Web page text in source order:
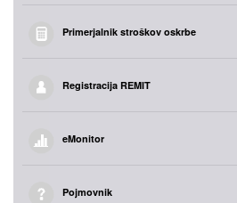
Primerjalnik stroškov oskrbe
Registracija REMIT
eMonitor
Pojmovnik